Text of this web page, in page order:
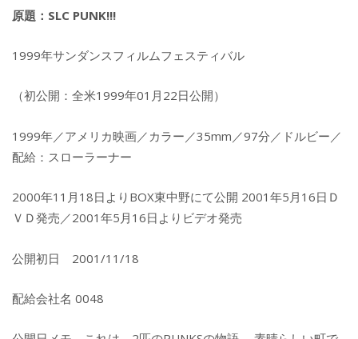
原題：SLC PUNK!!!
1999年サンダンスフィルムフェスティバル
（初公開：全米1999年01月22日公開）
1999年／アメリカ映画／カラー／35mm／97分／ドルビー／
配給：スローラーナー
2000年11月18日よりBOX東中野にて公開 2001年5月16日Ｄ
ＶＤ発売／2001年5月16日よりビデオ発売
公開初日 2001/11/18
配給会社名 0048